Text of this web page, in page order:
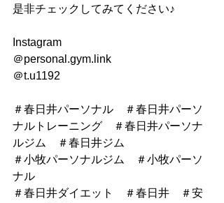
是非チェックしてみてください♪
Instagram
＠personal.gym.link
＠t.u1192
＃春日井パーソナル　＃春日井パーソ
ナルトレーニング　＃春日井パーソナ
ルジム　＃春日井ジム
＃小牧パーソナルジム　＃小牧パーソ
ナル
＃春日井ダイエット　＃春日井　＃安